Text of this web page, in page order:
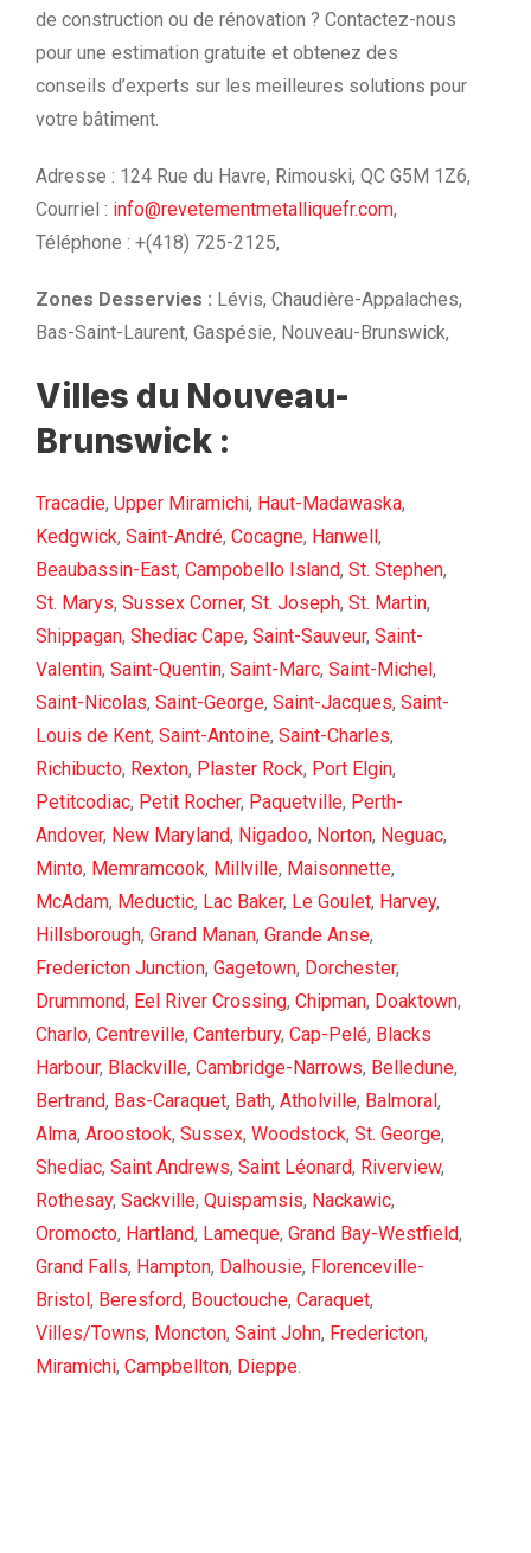
de construction ou de rénovation ? Contactez-nous
pour une estimation gratuite et obtenez des
conseils d’experts sur les meilleures solutions pour
votre bâtiment.
Adresse : 124 Rue du Havre, Rimouski, QC G5M 1Z6,
Courriel : info@revetementmetalliquefr.com,
Téléphone : +(418) 725-2125,
Zones Desservies : Lévis, Chaudière-Appalaches,
Bas-Saint-Laurent, Gaspésie, Nouveau-Brunswick,
Villes du Nouveau-
Brunswick :
Tracadie, Upper Miramichi, Haut-Madawaska,
Kedgwick, Saint-André, Cocagne, Hanwell ,
Beaubassin-East, Campobello Island, St. Stephen,
St. Marys, Sussex Corner, St. Joseph, St. Martin,
Shippagan, Shediac Cape, Saint-Sauveur, Saint-
Valentin, Saint-Quentin, Saint-Marc, Saint-Michel ,
Saint-Nicolas, Saint-George, Saint-Jacques, Saint-
Louis de Kent, Saint-Antoine, Saint-Charles,
Richibucto, Rexton, Plaster Rock, Port Elgin,
Petitcodiac, Petit Rocher, Paquetville, Perth-
Andover, New Maryland, Nigadoo, Norton, Neguac,
Minto, Memramcook, Millville, Maisonnette,
McAdam, Meductic, Lac Baker, Le Goulet, Harvey,
Hillsborough, Grand Manan, Grande Anse,
Fredericton Junction, Gagetown, Dorchester,
Drummond, Eel River Crossing, Chipman, Doaktown,
Charlo, Centreville, Canterbury, Cap-Pelé, Blacks
Harbour, Blackville, Cambridge-Narrows, Belledune,
Bertrand, Bas-Caraquet, Bath, Atholville, Balmoral ,
Alma, Aroostook, Sussex, Woodstock, St. George,
Shediac, Saint Andrews, Saint Léonard, Riverview,
Rothesay, Sackville, Quispamsis, Nackawic,
Oromocto, Hartland, Lameque, Grand Bay-Westfield,
Grand Falls, Hampton, Dalhousie, Florenceville-
Bristol , Beresford, Bouctouche, Caraquet,
Villes/Towns, Moncton, Saint John, Fredericton,
Miramichi, Campbellton, Dieppe.